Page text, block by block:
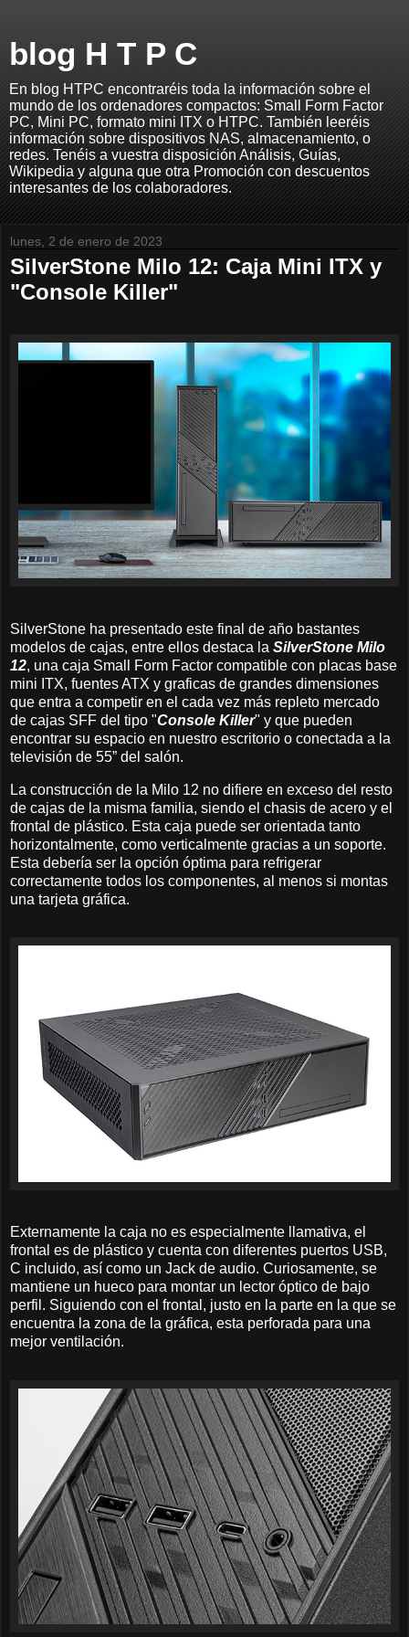
blog H T P C
En blog HTPC encontraréis toda la información sobre el
mundo de los ordenadores compactos: Small Form Factor
PC, Mini PC, formato mini ITX o HTPC. También leeréis
información sobre dispositivos NAS, almacenamiento, o
redes. Tenéis a vuestra disposición Análisis, Guías,
Wikipedia y alguna que otra Promoción con descuentos
interesantes de los colaboradores.
lunes, 2 de enero de 2023
SilverStone Milo 12: Caja Mini ITX y
"Console Killer"
SilverStone ha presentado este final de año bastantes
modelos de cajas, entre ellos destaca la SilverStone Milo
12, una caja Small Form Factor compatible con placas base
mini ITX, fuentes ATX y graficas de grandes dimensiones
que entra a competir en el cada vez más repleto mercado
de cajas SFF del tipo "Console Killer" y que pueden
encontrar su espacio en nuestro escritorio o conectada a la
televisión de 55” del salón.
La construcción de la Milo 12 no difiere en exceso del resto
de cajas de la misma familia, siendo el chasis de acero y el
frontal de plástico. Esta caja puede ser orientada tanto
horizontalmente, como verticalmente gracias a un soporte.
Esta debería ser la opción óptima para refrigerar
correctamente todos los componentes, al menos si montas
una tarjeta gráfica.
Externamente la caja no es especialmente llamativa, el
frontal es de plástico y cuenta con diferentes puertos USB,
C incluido, así como un Jack de audio. Curiosamente, se
mantiene un hueco para montar un lector óptico de bajo
perfil. Siguiendo con el frontal, justo en la parte en la que se
encuentra la zona de la gráfica, esta perforada para una
mejor ventilación.